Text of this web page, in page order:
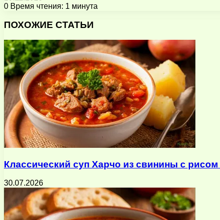
0 Время чтения: 1 минута
через
почту
ПОХОЖИЕ СТАТЬИ
Классический суп Харчо из свинины с
30.07.2026